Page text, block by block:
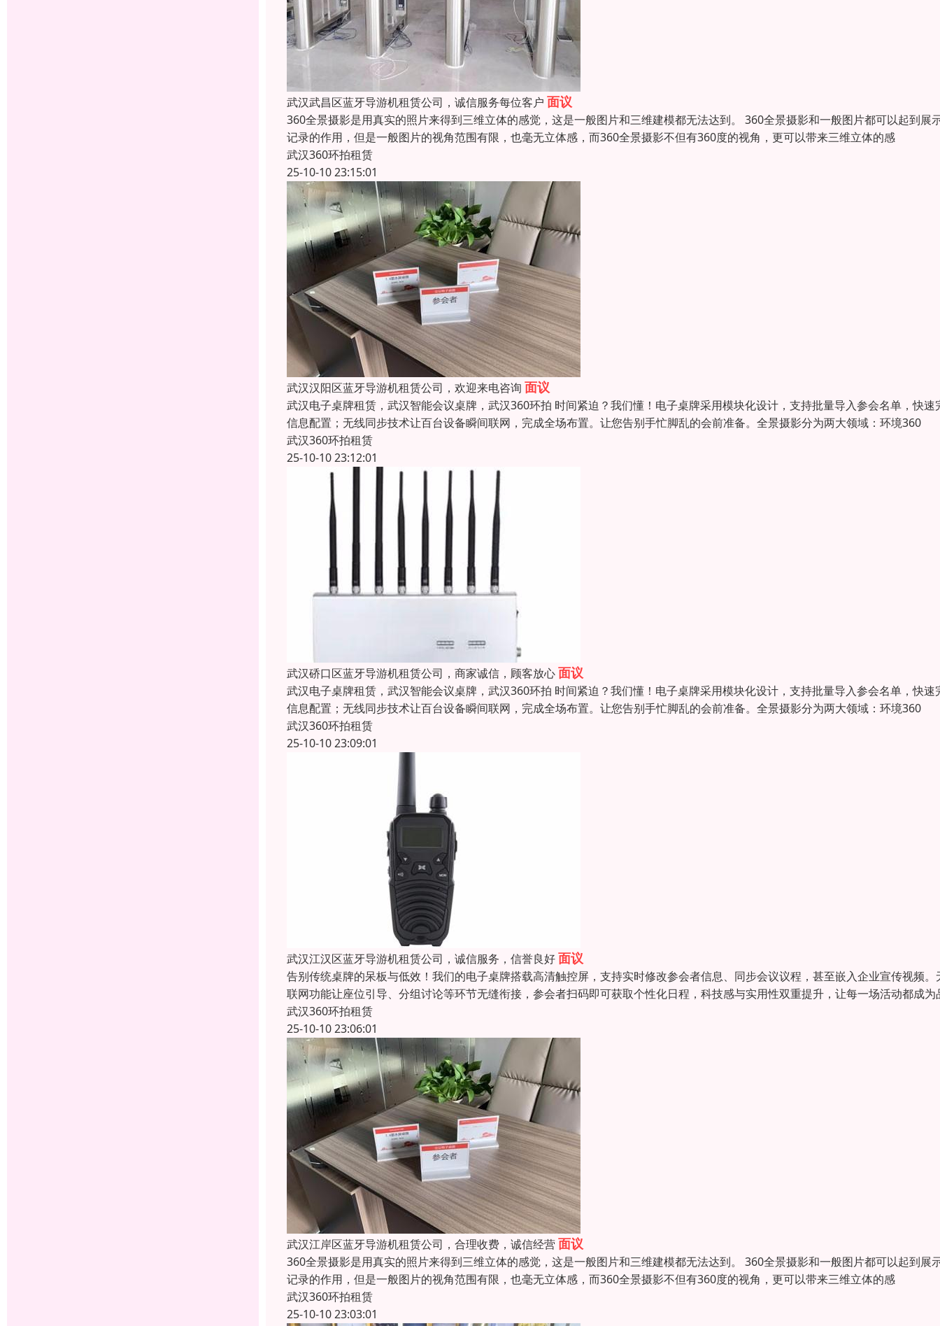
武汉武昌区蓝牙导游机租赁公司，诚信服务每位客户 面议
360全景摄影是用真实的照片来得到三维立体的感觉，这是一般图片和三维建模都无法达到。 360全景摄影和一般图片都可以起到展
记录的作用，但是一般图片的视角范围有限，也毫无立体感，而360全景摄影不但有360度的视角，更可以带来三维立体的感
武汉360环拍租赁
25-10-10 23:15:01
武汉汉阳区蓝牙导游机租赁公司，欢迎来电咨询 面议
武汉电子桌牌租赁，武汉智能会议桌牌，武汉360环拍 时间紧迫？我们懂！电子桌牌采用模块化设计，支持批量导入参会名单，快速
信息配置；无线同步技术让百台设备瞬间联网，完成全场布置。让您告别手忙脚乱的会前准备。全景摄影分为两大领域：环境360
武汉360环拍租赁
25-10-10 23:12:01
武汉硚口区蓝牙导游机租赁公司，商家诚信，顾客放心面议
武汉电子桌牌租赁，武汉智能会议桌牌，武汉360环拍 时间紧迫？我们懂！电子桌牌采用模块化设计，支持批量导入参会名单，快速
信息配置；无线同步技术让百台设备瞬间联网，完成全场布置。让您告别手忙脚乱的会前准备。全景摄影分为两大领域：环境360
武汉360环拍租赁
25-10-10 23:09:01
武汉江汉区蓝牙导游机租赁公司，诚信服务，信誉良好面议
告别传统桌牌的呆板与低效！我们的电子桌牌搭载高清触控屏，支持实时修改参会者信息、同步会议议程，甚至嵌入企业宣传视频。
联网功能让座位引导、分组讨论等环节无缝衔接，参会者扫码即可获取个性化日程，科技感与实用性双重提升，让每一场活动都成为
武汉360环拍租赁
25-10-10 23:06:01
武汉江岸区蓝牙导游机租赁公司，合理收费，诚信经营面议
360全景摄影是用真实的照片来得到三维立体的感觉，这是一般图片和三维建模都无法达到。 360全景摄影和一般图片都可以起到展
记录的作用，但是一般图片的视角范围有限，也毫无立体感，而360全景摄影不但有360度的视角，更可以带来三维立体的感
武汉360环拍租赁
25-10-10 23:03:01